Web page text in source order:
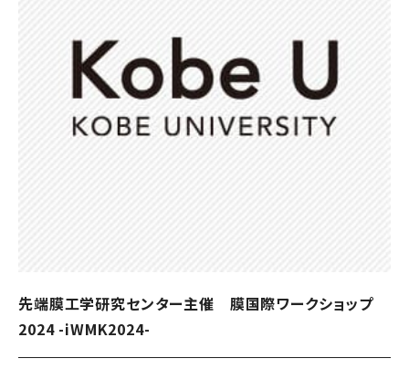
先端膜工学研究センター主催 膜国際ワークショップ
2024 -iWMK2024-